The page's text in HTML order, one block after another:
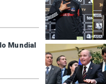
Mundial